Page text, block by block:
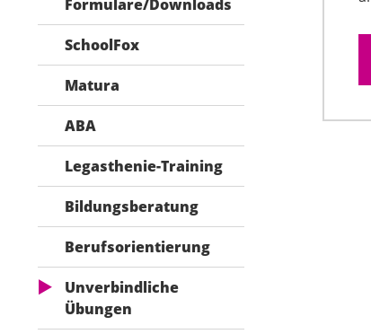
Formulare/Downloads
SchoolFox
Matura
ABA
Legasthenie-Training
Bildungsberatung
Berufsorientierung
Unverbindliche
Übungen